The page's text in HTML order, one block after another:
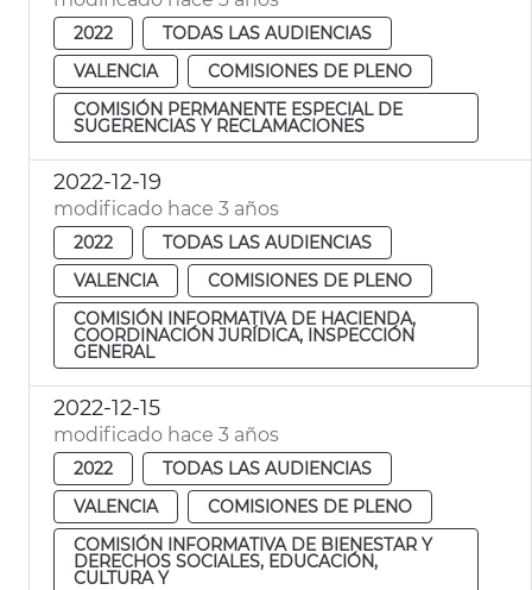
2022
TODAS LAS AUDIENCIAS
VALENCIA
COMISIONES DE PLENO
COMISIÓN PERMANENTE ESPECIAL DE
SUGERENCIAS Y RECLAMACIONES
2022-12-19
modificado hace 3 años
2022
TODAS LAS AUDIENCIAS
VALENCIA
COMISIONES DE PLENO
COMISIÓN INFORMATIVA DE HACIENDA,
COORDINACIÓN JURÍDICA, INSPECCIÓN
GENERAL
2022-12-15
modificado hace 3 años
2022
TODAS LAS AUDIENCIAS
VALENCIA
COMISIONES DE PLENO
COMISIÓN INFORMATIVA DE BIENESTAR Y
DERECHOS SOCIALES, EDUCACIÓN,
CULTURA Y